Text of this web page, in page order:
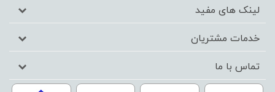
لینک های مفید
خدمات مشتریان
تماس با ما